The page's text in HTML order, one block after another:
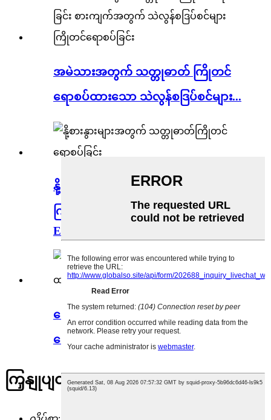
အမဲသားအတွက် သတ္တုဓာတ် ကြိုတင်
ရောစပ်ထားသော သဲလွန်စဒြပ်စင်များ...
နို့စားနွားများအတွက် သတ္တုဓာတ်
ကြိုတင်ရောစပ်ထားသော Trace
Elements Protein...
ရေချိုငါးများအတွက် သတ္တုဓာတ်
ရောစပ်ထားသော SUSTAR Miner...
ကြှနျုပျတို့ကိုဆကျသှယျရနျ